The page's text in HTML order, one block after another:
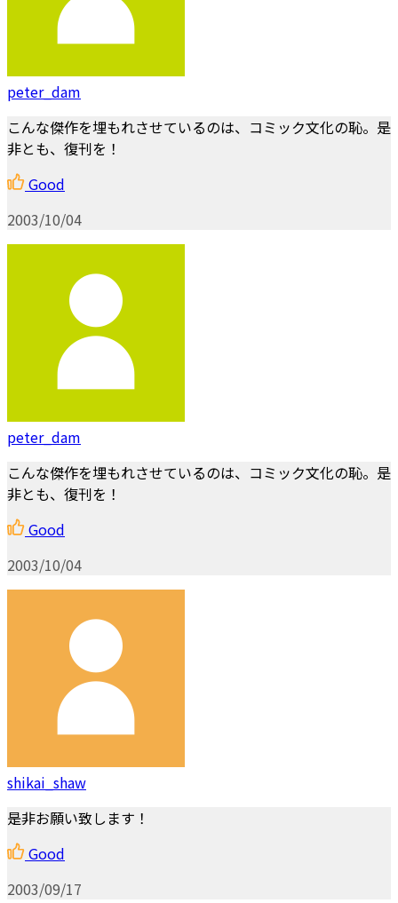
peter_dam
こんな傑作を埋もれさせているのは、コミック文化の恥。是
非とも、復刊を！
Good
2003/10/04
peter_dam
こんな傑作を埋もれさせているのは、コミック文化の恥。是
非とも、復刊を！
Good
2003/10/04
shikai_shaw
是非お願い致します！
Good
2003/09/17